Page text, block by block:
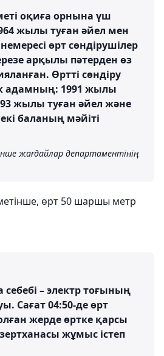
оқиға орнына үш
жылы туған әйел мен
өрт сөндірушілер
арқылы пәтерден өз
Өртті сөндіру
адамның: 1991 жылы
жылы туған әйел және
баланың мәйіті
жағдайлар департаментінің
өрт 50 шаршы метр
– электр тоғының
Сағат 04:50-де өрт
жерде өртке қарсы
жұмыс істеп